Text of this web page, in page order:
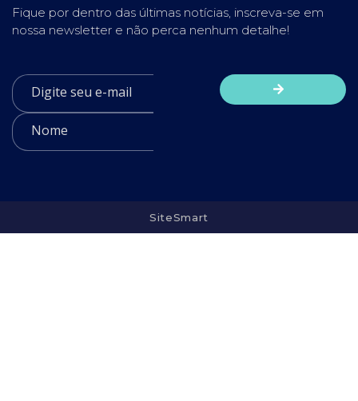
Fique por dentro das últimas notícias, inscreva-se em
nossa newsletter e não perca nenhum detalhe!
SiteSmart